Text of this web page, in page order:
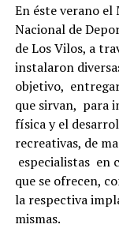
En éste verano
Nacional de
de Los Vilos, a
instalaron
objetivo,
que sirvan, para
física y el
recreativas, de
especialistas en
que se ofrecen,
la respectiva
mismas.